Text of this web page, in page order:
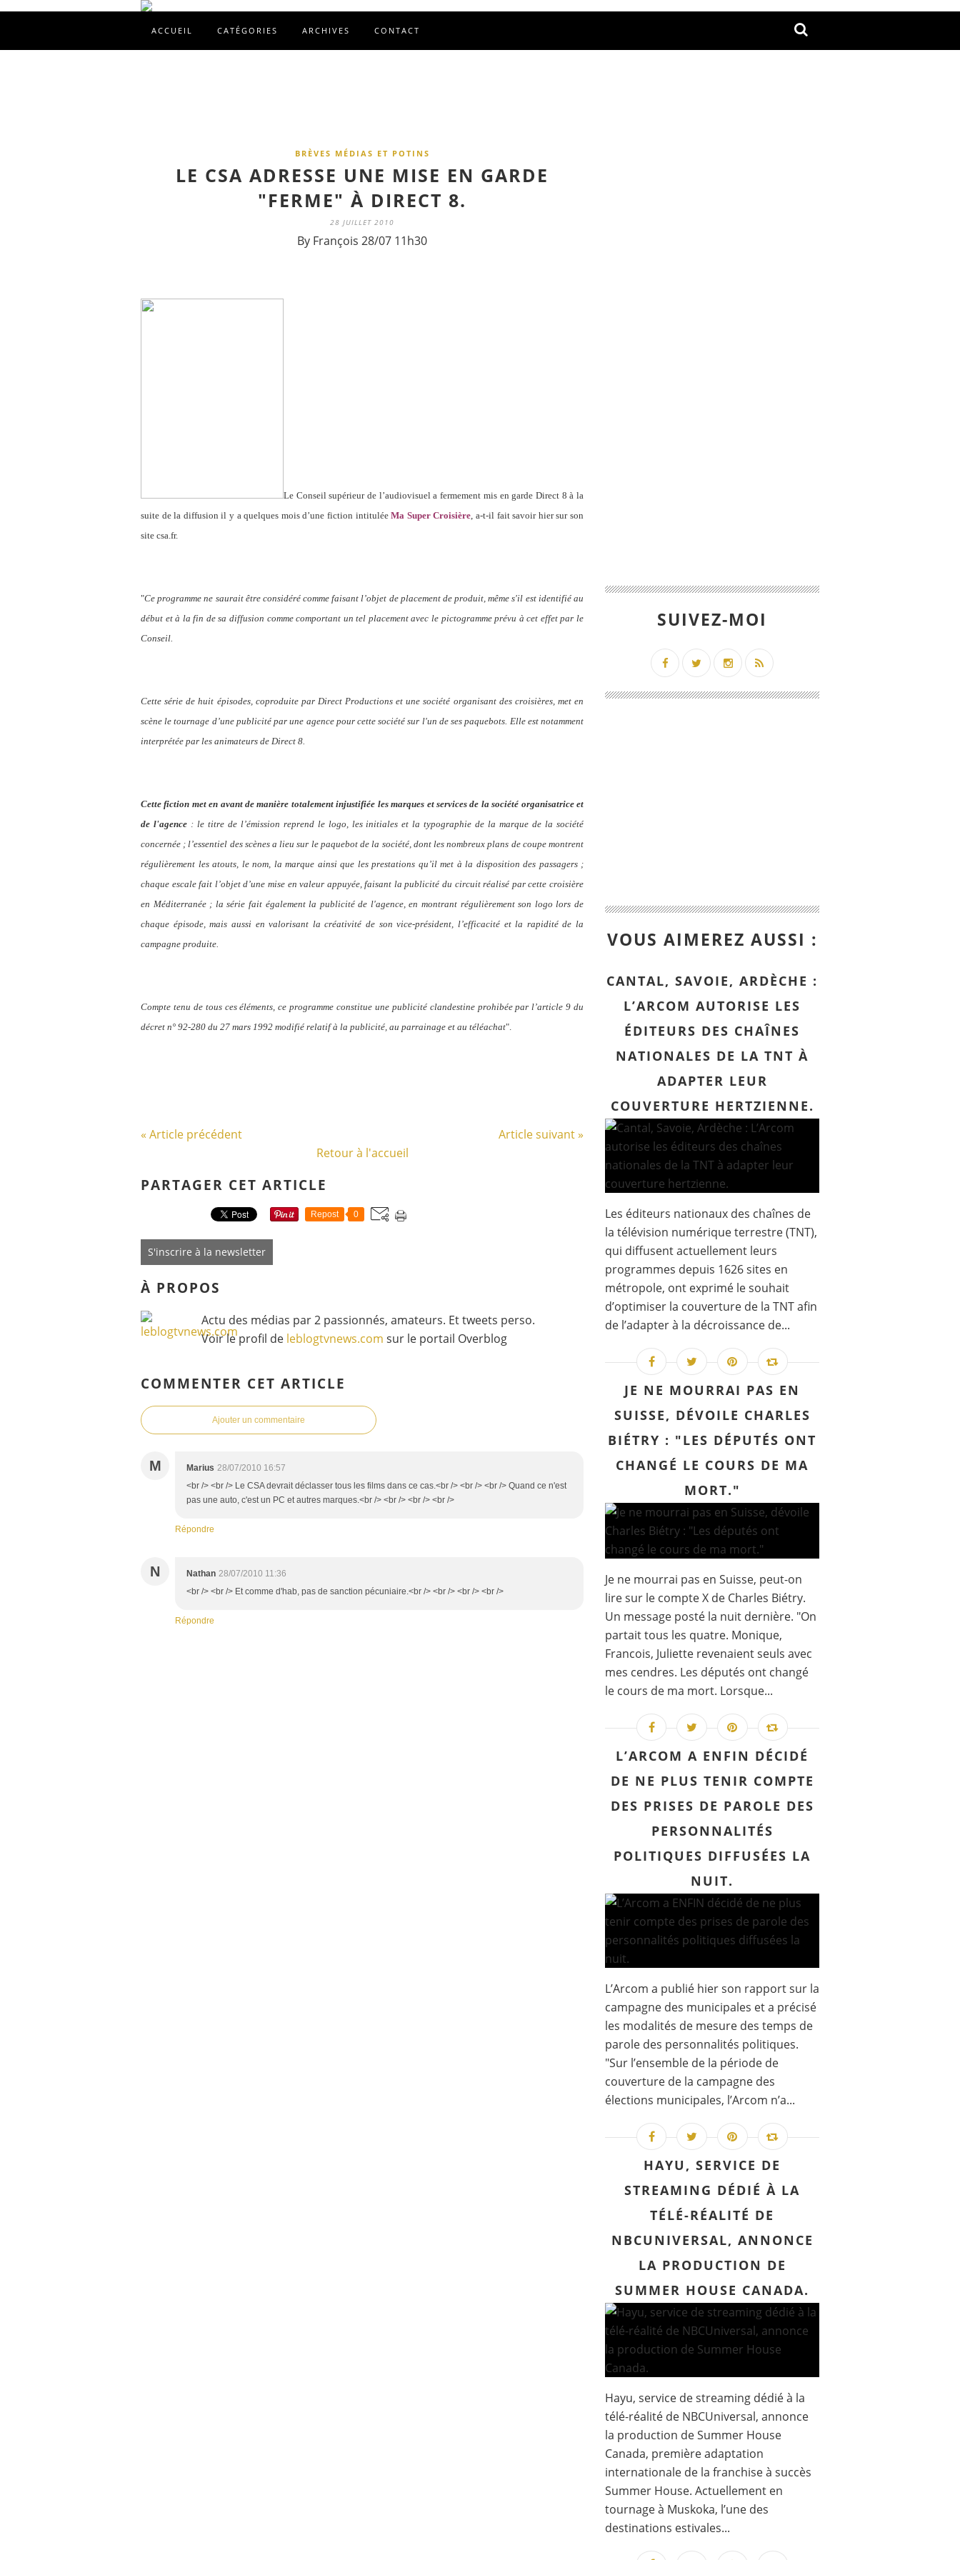
ACCUEIL CATÉGORIES ARCHIVES CONTACT
BRÈVES MÉDIAS ET POTINS
LE CSA ADRESSE UNE MISE EN GARDE
"FERME" À DIRECT 8.
28 JUILLET 2010
By François 28/07 11h30
Le Conseil supérieur de l’audiovisuel a fermement mis en garde Direct 8 à la
suite de la diffusion il y a quelques mois d’une fiction intituléeMa Super Croisière, a-t-il fait savoir hier sur son
site csa.fr.
"Ce programme ne saurait être considéré comme faisant l’objet de placement de produit, même s'il est identifié au
début et à la fin de sa diffusion comme comportant un tel placement avec le pictogramme prévu à cet effet par le
Conseil.
Cette série de huit épisodes, coproduite par Direct Productions et une société organisant des croisières, met en
scène le tournage d’une publicité par une agence pour cette société sur l'un de ses paquebots. Elle est notamment
interprétée par les animateurs de Direct 8.
Cette fiction met en avant de manière totalement injustifiée les marques et services de la société organisatrice et
de l'agence: le titre de l’émission reprend le logo, les initiales et la typographie de la marque de la société
concernée ; l’essentiel des scènes a lieu sur le paquebot de la société, dont les nombreux plans de coupe montrent
régulièrement les atouts, le nom, la marque ainsi que les prestations qu’il met à la disposition des passagers ;
chaque escale fait l’objet d’une mise en valeur appuyée, faisant la publicité du circuit réalisé par cette croisière
en Méditerranée ; la série fait également la publicité de l'agence, en montrant régulièrement son logo lors de
chaque épisode, mais aussi en valorisant la créativité de son vice-président, l’efficacité et la rapidité de la
campagne produite.
Compte tenu de tous ces éléments, ce programme constitue une publicité clandestine prohibée par l’article 9 du
décret n° 92-280 du 27 mars 1992 modifié relatif à la publicité, au parrainage et au téléachat".
« Article précédent
Article suivant »
Retour à l'accueil
PARTAGER CET ARTICLE
Repost 0
S'inscrire à la newsletter
À PROPOS
Actu des médias par 2 passionnés, amateurs. Et tweets perso.
Voir le profil de leblogtvnews.com sur le portail Overblog
COMMENTER CET ARTICLE
Ajouter un commentaire
M Marius 28/07/2010 16:57
<br /> <br /> Le CSA devrait déclasser tous les films dans ce cas.<br /> <br /> <br /> Quand ce n'est
pas une auto, c'est un PC et autres marques.<br /> <br /> <br /> <br />
Répondre
N Nathan 28/07/2010 11:36
<br /> <br /> Et comme d'hab, pas de sanction pécuniaire.<br /> <br /> <br /> <br />
Répondre
SUIVEZ-MOI
VOUS AIMEREZ AUSSI :
CANTAL, SAVOIE, ARDÈCHE :
L’ARCOM AUTORISE LES
ÉDITEURS DES CHAÎNES
NATIONALES DE LA TNT À
ADAPTER LEUR
COUVERTURE HERTZIENNE.
Les éditeurs nationaux des chaînes de
la télévision numérique terrestre (TNT),
qui diffusent actuellement leurs
programmes depuis 1626 sites en
métropole, ont exprimé le souhait
d’optimiser la couverture de la TNT afin
de l’adapter à la décroissance de...
JE NE MOURRAI PAS EN
SUISSE, DÉVOILE CHARLES
BIÉTRY : "LES DÉPUTÉS ONT
CHANGÉ LE COURS DE MA
MORT."
Je ne mourrai pas en Suisse, peut-on
lire sur le compte X de Charles Biétry.
Un message posté la nuit dernière. "On
partait tous les quatre. Monique,
Francois, Juliette revenaient seuls avec
mes cendres. Les députés ont changé
le cours de ma mort. Lorsque...
L’ARCOM A ENFIN DÉCIDÉ
DE NE PLUS TENIR COMPTE
DES PRISES DE PAROLE DES
PERSONNALITÉS
POLITIQUES DIFFUSÉES LA
NUIT.
L’Arcom a publié hier son rapport sur la
campagne des municipales et a précisé
les modalités de mesure des temps de
parole des personnalités politiques.
"Sur l’ensemble de la période de
couverture de la campagne des
élections municipales, l’Arcom n’a...
HAYU, SERVICE DE
STREAMING DÉDIÉ À LA
TÉLÉ-RÉALITÉ DE
NBCUNIVERSAL, ANNONCE
LA PRODUCTION DE
SUMMER HOUSE CANADA.
Hayu, service de streaming dédié à la
télé-réalité de NBCUniversal, annonce
la production de Summer House
Canada, première adaptation
internationale de la franchise à succès
Summer House. Actuellement en
tournage à Muskoka, l’une des
destinations estivales...